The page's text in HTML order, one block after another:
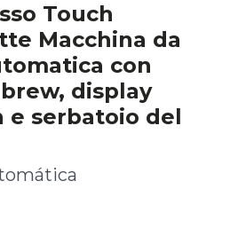
Touch
Macchina da
con
display
e serbatoio del